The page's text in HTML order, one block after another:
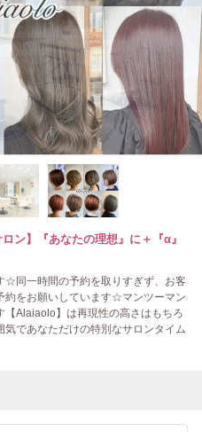
ン】『あなたの理想』に＋『α』
☆同一時間の予約を取りすぎず、お客
約をお願いしています☆マンツーマン
Alaiaolo】は再現性の高さはもちろ
であなただけの特別なサロンタイム